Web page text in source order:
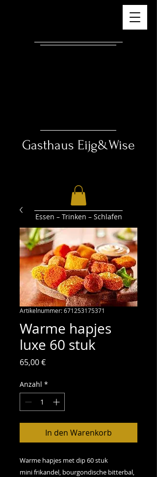
Essen – Trinken – Schlafen
Gasthaus ​ Eijg&Wise
Artikelnummer: 671253175371
Warme hapjes
luxe 60 stuk
65,00 €Preis
Anzahl *
In den Warenkorb
Warme hapjes met dip 60 stuk
mini frikandel, bourgondische bitterbal,